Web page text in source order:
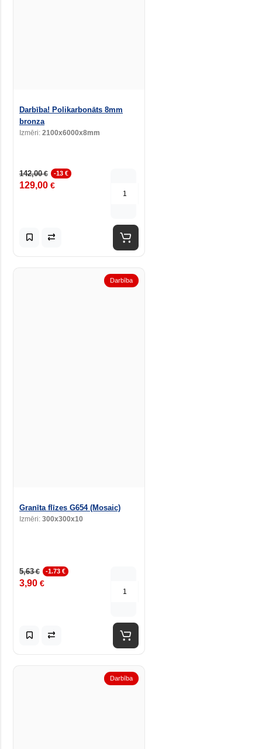
Darbība! Polikarbonāts 8mm
bronza
Izmēri: 2100x6000x8mm
142,00€ -13 €
129,00 €
Darbība
Granīta flīzes G654 (Mosaic)
Izmēri: 300x300x10
5,63€ -1.73 €
3,90 €
Darbība